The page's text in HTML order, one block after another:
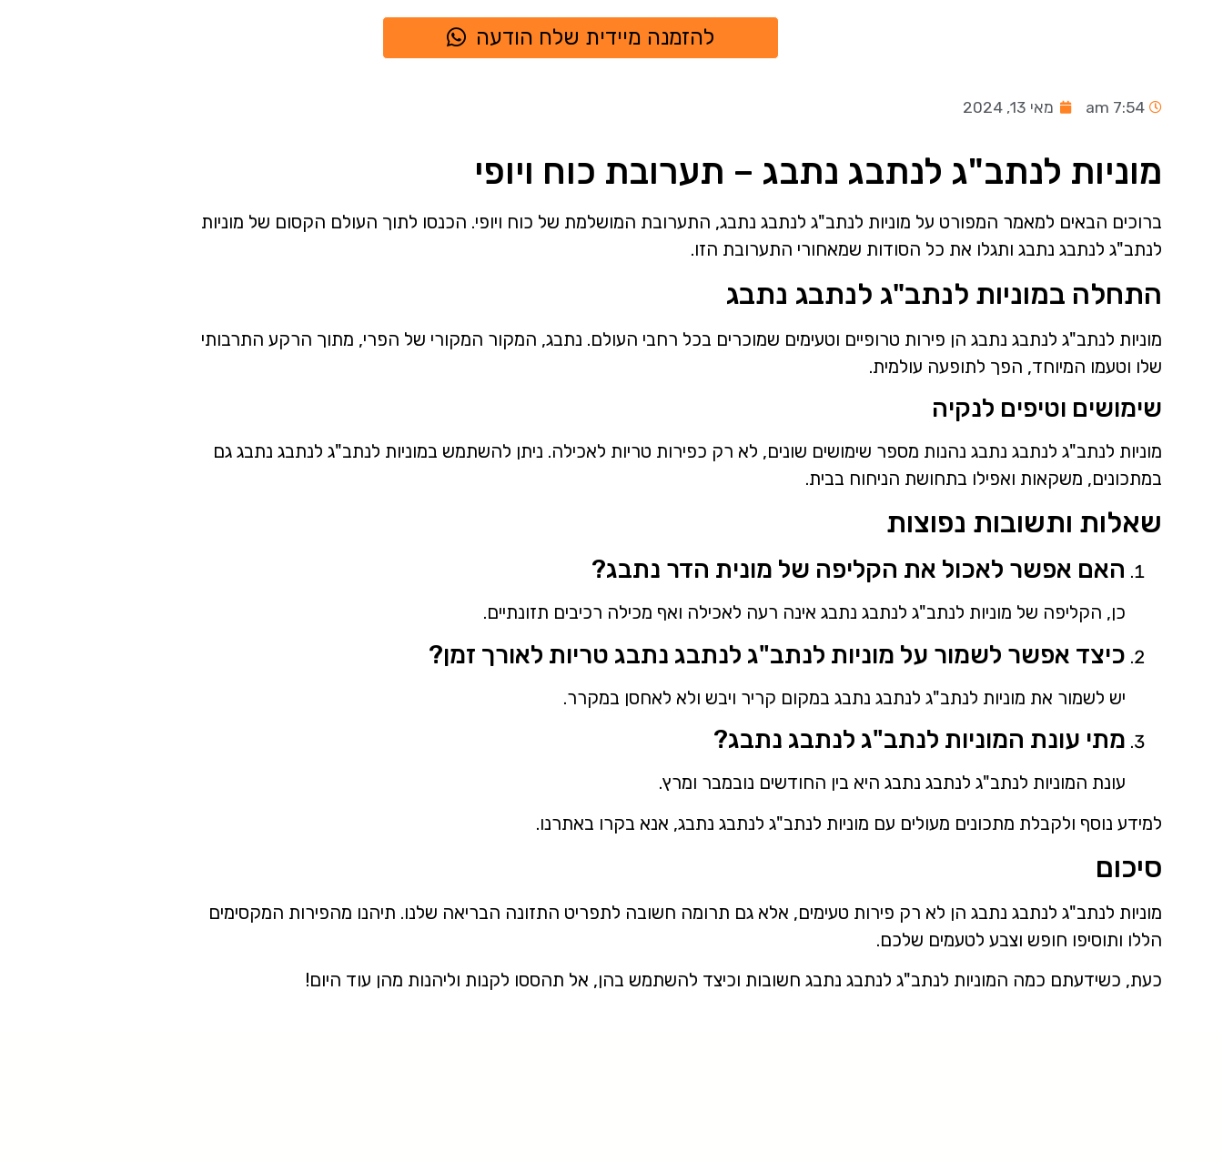
להזמנה מיידית שלח הודעה
7:54 am מאי 13, 2024
מוניות לנתב"ג לנתבג נתבג – תערובת כוח ויופי
ברוכים הבאים למאמר המפורט על מוניות לנתב"ג לנתבג נתבג, התערובת המושלמת של כוח ויופי. הכנסו לתוך העולם הקסום של מוניות
לנתב"ג לנתבג נתבג ותגלו את כל הסודות שמאחורי התערובת הזו.
התחלה במוניות לנתב"ג לנתבג נתבג
מוניות לנתב"ג לנתבג נתבג הן פירות טרופיים וטעימים שמוכרים בכל רחבי העולם. נתבג, המקור המקורי של הפרי, מתוך הרקע התרבותי
שלו וטעמו המיוחד, הפך לתופעה עולמית.
שימושים וטיפים לנקיה
מוניות לנתב"ג לנתבג נתבג נהנות מספר שימושים שונים, לא רק כפירות טריות לאכילה. ניתן להשתמש במוניות לנתב"ג לנתבג נתבג גם
במתכונים, משקאות ואפילו בתחושת הניחוח בבית.
שאלות ותשובות נפוצות
האם אפשר לאכול את הקליפה של מונית הדר נתבג?
כן, הקליפה של מוניות לנתב"ג לנתבג נתבג אינה רעה לאכילה ואף מכילה רכיבים תזונתיים.
כיצד אפשר לשמור על מוניות לנתב"ג לנתבג נתבג טריות לאורך זמן?
יש לשמור את מוניות לנתב"ג לנתבג נתבג במקום קריר ויבש ולא לאחסן במקרר.
מתי עונת המוניות לנתב"ג לנתבג נתבג?
עונת המוניות לנתב"ג לנתבג נתבג היא בין החודשים נובמבר ומרץ.
למידע נוסף ולקבלת מתכונים מעולים עם מוניות לנתב"ג לנתבג נתבג, אנא בקרו באתרנו.
סיכום
מוניות לנתב"ג לנתבג נתבג הן לא רק פירות טעימים, אלא גם תרומה חשובה לתפריט התזונה הבריאה שלנו. תיהנו מהפירות המקסימים
הללו ותוסיפו חופש וצבע לטעמים שלכם.
כעת, כשידעתם כמה המוניות לנתב"ג לנתבג נתבג חשובות וכיצד להשתמש בהן, אל תהססו לקנות וליהנות מהן עוד היום!